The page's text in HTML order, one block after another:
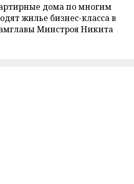
дома по многим
жилье бизнес-класса в
Минстроя Никита